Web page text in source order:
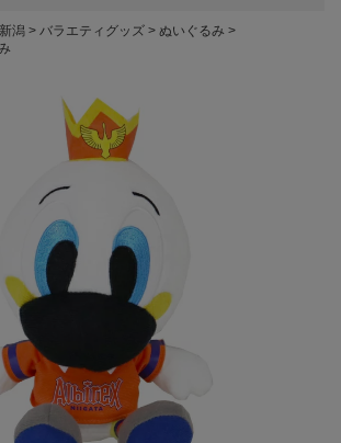
潟 バラエティグッズ
ぬいぐるみ